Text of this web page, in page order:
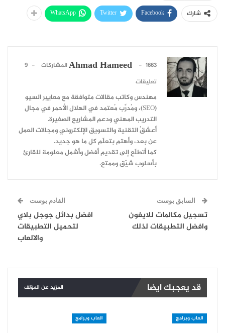
شارك Facebook
Twitter
WhatsApp
Ahmad Hameed 1663 المشاركات
9
تعليقات
مهندس وكاتب مقالات متوافقة مع معايير السيو
(SEO)، ومُدرِّب مُعتمد في الهلال الأحمر في مجال
التدريب المهني ودعم المشاريع الصغيرة.
أعشقُ التقنية والتسويق الإلكتروني ومجالات العمل
عن بعد، وأهتم بتعلّم كل ما هو جديد.
كما أتطلّع إلى تقديم أفضل وأشمل معلومة للقارئ
بأسلوب شيّق وممتع.
السابق بوست
تسجيل مكالمات للايفون
وافضل التطبيقات لذلك
القادم بوست
افضل بدائل جوجل بلاي
لتحميل التطبيقات
والالعاب
قد يعجبك ايضا المزيد عن المؤلف
العاب وبرامج العاب وبرامج